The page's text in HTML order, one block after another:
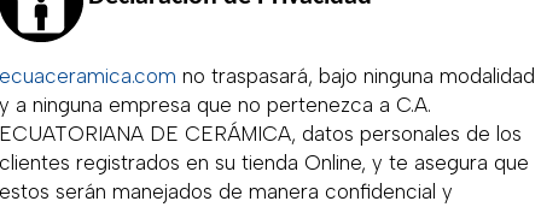
no traspasará, bajo ninguna modalidad
a ninguna empresa que no pertenezca a C.A.
DE CERÁMICA, datos personales de los
registrados en su tienda Online, y te asegura que
serán manejados de manera confidencial y